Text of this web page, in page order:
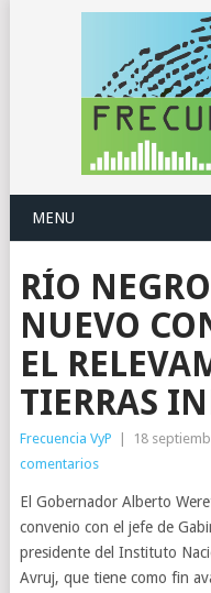
MENU
RÍO
NUEVO
EL
TIERRAS
Frecuencia VyP 18
comentarios
El Gobernador Alberto
convenio con el jefe de
presidente del Instituto
Avruj, que tiene como fin